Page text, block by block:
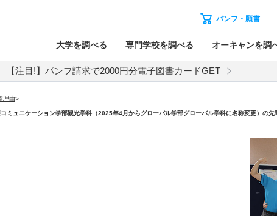
パンフ・願書
大学を調べる 専門学校を調べる オーキャンを調
【注目!】パンフ請求で2000円分電子図書カードGET
理由>
ミュニケーション学部観光学科（2025年4月からグローバル学部グローバル学科に名称変更）の先